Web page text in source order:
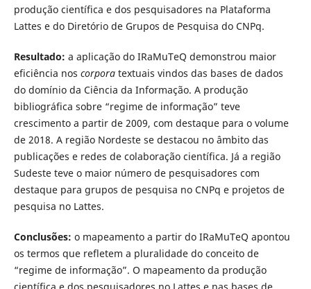
produção científica e dos pesquisadores na Plataforma
Lattes e do Diretório de Grupos de Pesquisa do CNPq.
Resultado: a aplicação do IRaMuTeQ demonstrou maior
eficiência nos corpora textuais vindos das bases de dados
do domínio da Ciência da Informação. A produção
bibliográfica sobre “regime de informação” teve
crescimento a partir de 2009, com destaque para o volume
de 2018. A região Nordeste se destacou no âmbito das
publicações e redes de colaboração científica. Já a região
Sudeste teve o maior número de pesquisadores com
destaque para grupos de pesquisa no CNPq e projetos de
pesquisa no Lattes.
Conclusões: o mapeamento a partir do IRaMuTeQ apontou
os termos que refletem a pluralidade do conceito de
“regime de informação”. O mapeamento da produção
científica e dos pesquisadores no Lattes e nas bases de